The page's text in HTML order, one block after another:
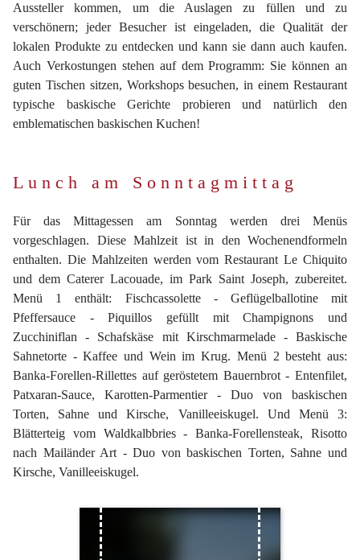
Aussteller kommen, um die Auslagen zu füllen und zu
verschönern; jeder Besucher ist eingeladen, die Qualität der
lokalen Produkte zu entdecken und kann sie dann auch kaufen.
Auch Verkostungen stehen auf dem Programm: Sie können an
guten Tischen sitzen, Workshops besuchen, in einem Restaurant
typische baskische Gerichte probieren und natürlich den
emblematischen baskischen Kuchen!
Lunch am Sonntagmittag
Für das Mittagessen am Sonntag werden drei Menüs
vorgeschlagen. Diese Mahlzeit ist in den Wochenendformeln
enthalten. Die Mahlzeiten werden vom Restaurant Le Chiquito
und dem Caterer Lacouade, im Park Saint Joseph, zubereitet.
Menü 1 enthält: Fischcassolette - Geflügelballotine mit
Pfeffersauce - Piquillos gefüllt mit Champignons und
Zucchiniflan - Schafskäse mit Kirschmarmelade - Baskische
Sahnetorte - Kaffee und Wein im Krug. Menü 2 besteht aus:
Banka-Forellen-Rillettes auf geröstetem Bauernbrot - Entenfilet,
Patxaran-Sauce, Karotten-Parmentier - Duo von baskischen
Torten, Sahne und Kirsche, Vanilleeiskugel. Und Menü 3:
Blätterteig vom Waldkalbbries - Banka-Forellensteak, Risotto
nach Mailänder Art - Duo von baskischen Torten, Sahne und
Kirsche, Vanilleeiskugel.